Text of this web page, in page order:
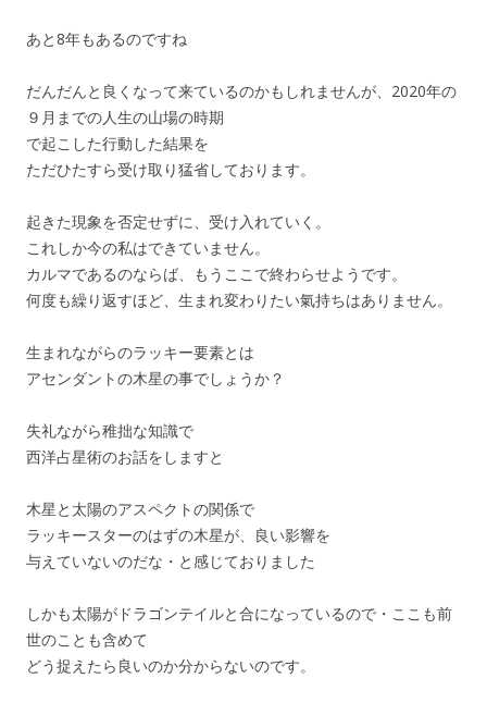
あと8年もあるのですね
だんだんと良くなって来ているのかもしれませんが、2020年の
９月までの人生の山場の時期
で起こした行動した結果を
ただひたすら受け取り猛省しております。
起きた現象を否定せずに、受け入れていく。
これしか今の私はできていません。
カルマであるのならば、もうここで終わらせようです。
何度も繰り返すほど、生まれ変わりたい氣持ちはありません。
生まれながらのラッキー要素とは
アセンダントの木星の事でしょうか？
失礼ながら稚拙な知識で
西洋占星術のお話をしますと
木星と太陽のアスペクトの関係で
ラッキースターのはずの木星が、良い影響を
与えていないのだな・と感じておりました
しかも太陽がドラゴンテイルと合になっているので・ここも前
世のことも含めて
どう捉えたら良いのか分からないのです。